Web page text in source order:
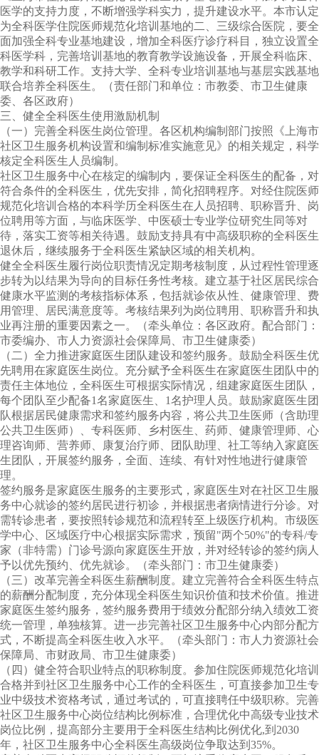
医学的支持力度，不断增强学科实力，提升建设水平。本市认定
为全科医学住院医师规范化培训基地的二、三级综合医院，要全
面加强全科专业基地建设，增加全科医疗诊疗科目，独立设置全
科医学科，完善培训基地的教育教学设施设备，开展全科临床、
教学和科研工作。支持大学、全科专业培训基地与基层实践基地
联合培养全科医生。（责任部门和单位：市教委、市卫生健康
委、各区政府）
三、健全全科医生使用激励机制
（一）完善全科医生岗位管理。各区机构编制部门按照《上海市
社区卫生服务机构设置和编制标准实施意见》的相关规定，科学
核定全科医生人员编制。
社区卫生服务中心在核定的编制内，要保证全科医生的配备，对
符合条件的全科医生，优先安排，简化招聘程序。对经住院医师
规范化培训合格的本科学历全科医生在人员招聘、职称晋升、岗
位聘用等方面，与临床医学、中医硕士专业学位研究生同等对
待，落实工资等相关待遇。鼓励支持具有中高级职称的全科医生
退休后，继续服务于全科医生紧缺区域的相关机构。
健全全科医生履行岗位职责情况定期考核制度，从过程性管理逐
步转为以结果为导向的目标任务性考核。建立基于社区居民综合
健康水平监测的考核指标体系，包括就诊依从性、健康管理、费
用管理、居民满意度等。考核结果列为岗位聘用、职称晋升和执
业再注册的重要因素之一。（牵头单位：各区政府。配合部门：
市委编办、市人力资源社会保障局、市卫生健康委）
（二）全力推进家庭医生团队建设和签约服务。鼓励全科医生优
先聘用在家庭医生岗位。充分赋予全科医生在家庭医生团队中的
责任主体地位，全科医生可根据实际情况，组建家庭医生团队，
每个团队至少配备1名家庭医生、 1名护理人员。鼓励家庭医生团
队根据居民健康需求和签约服务内容，将公共卫生医师（含助理
公共卫生医师）、专科医师、乡村医生、药师、健康管理师、心
理咨询师、营养师、康复治疗师、团队助理、社工等纳入家庭医
生团队，开展签约服务，全面、连续、有针对性地进行健康管
理。
签约服务是家庭医生服务的主要形式，家庭医生对在社区卫生服
务中心就诊的签约居民进行初诊，并根据患者病情进行分诊。对
需转诊患者，要按照转诊规范和流程转至上级医疗机构。市级医
学中心、区域医疗中心根据实际需求，预留"两个50%"的专科/专
家（非特需）门诊号源向家庭医生开放，并对经转诊的签约病人
予以优先预约、优先就诊。（牵头部门：市卫生健康委）
（三）改革完善全科医生薪酬制度。建立完善符合全科医生特点
的薪酬分配制度，充分体现全科医生知识价值和技术价值。推进
家庭医生签约服务，签约服务费用于绩效分配部分纳入绩效工资
统一管理，单独核算。进一步完善社区卫生服务中心内部分配方
式，不断提高全科医生收入水平。（牵头部门：市人力资源社会
保障局、市财政局、市卫生健康委）
（四）健全符合职业特点的职称制度。参加住院医师规范化培训
合格并到社区卫生服务中心工作的全科医生，可直接参加卫生专
业中级技术资格考试，通过考试的，可直接聘任中级职称。完善
社区卫生服务中心岗位结构比例标准，合理优化中高级专业技术
岗位比例，提高部分主要用于全科医生结构比例优化,到 2030
年，社区卫生服务中心全科医生高级岗位争取达到 35%。